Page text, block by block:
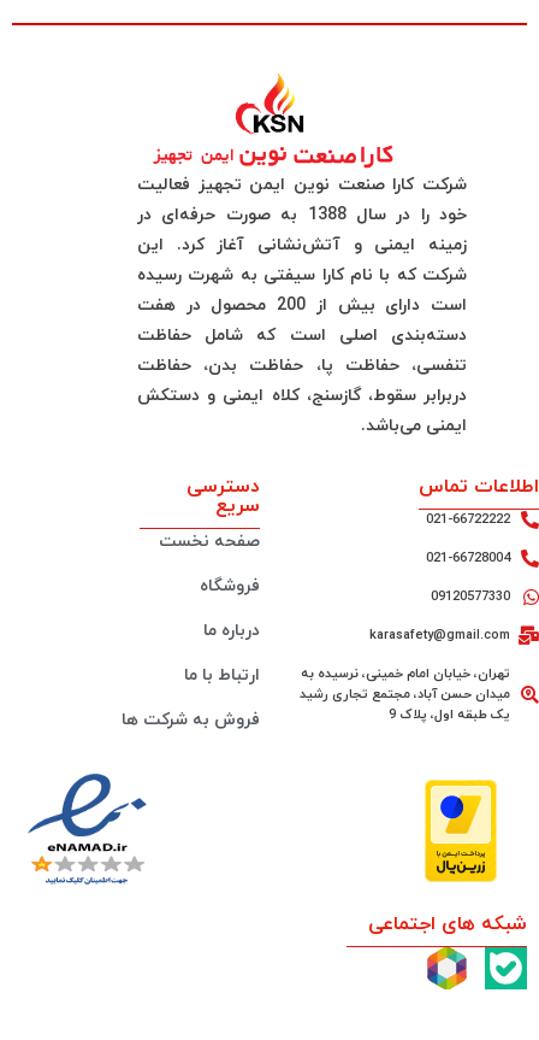
شرکت کارا صنعت نوین ایمن تجهیز فعالیت
خود را در سال 1388 به صورت حرفه‌ای در
زمینه ایمنی و آتش‌نشانی آغاز کرد. این
شرکت که با نام کارا سیفتی به شهرت رسیده
است دارای بیش از 200 محصول در هفت
دسته‌بندی اصلی است که شامل حفاظت
تنفسی، حفاظت پا، حفاظت بدن، حفاظت
دربرابر سقوط، گازسنج، کلاه ایمنی و دستکش
ایمنی می‌باشد.
اطلاعات تماس
021-66722222
021-66728004
09120577330
karasafety@gmail.com
تهران، خیابان امام خمینی، نرسیده به
میدان حسن آباد، مجتمع تجاری رشید
یک طبقه اول، پلاک 9
دسترسی
سریع
صفحه نخست
فروشگاه
درباره ما
ارتباط با ما
فروش به شرکت ها
شبکه های اجتماعی